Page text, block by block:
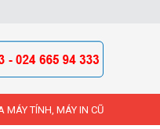
MÁY TÍNH, MÁY IN CŨ